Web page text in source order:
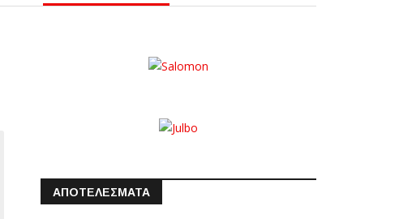
ΑΠΟΤΕΛΕΣΜΑΤΑ